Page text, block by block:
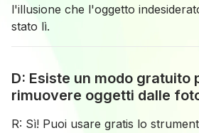
l'illusione che l'oggetto
stato lì.
D: Esiste un modo gratuito
rimuovere oggetti dalle
R: Sì! Puoi usare gratis lo